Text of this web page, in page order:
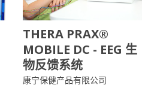
THERA PRAX®
MOBILE DC - EEG 生
物反馈系统
康宁保健产品有限公司